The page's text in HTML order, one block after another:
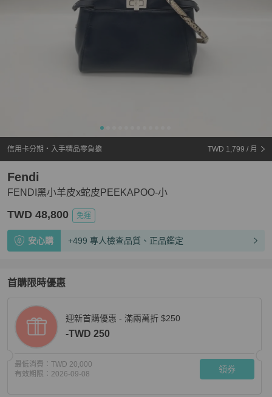
信用卡分期・入手精品零負擔 TWD 1,799 / 月
FENDI黑小羊皮x蛇皮PEEKAPOO-小
Fendi
TWD 48,800 免運
安心購 +499 專人檢查品質、正品鑑定
首購限時優惠
迎新首購優惠 - 滿兩萬折 $250
-TWD 250
最低消費： TWD 20,000
有效期限： 2026-09-08 領券